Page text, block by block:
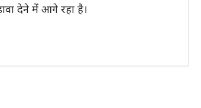
देने में आगे रहा है।